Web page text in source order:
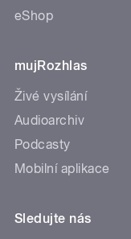
eShop
mujRozhlas
Živé vysílání
Audioarchiv
Podcasty
Mobilní aplikace
Sledujte nás